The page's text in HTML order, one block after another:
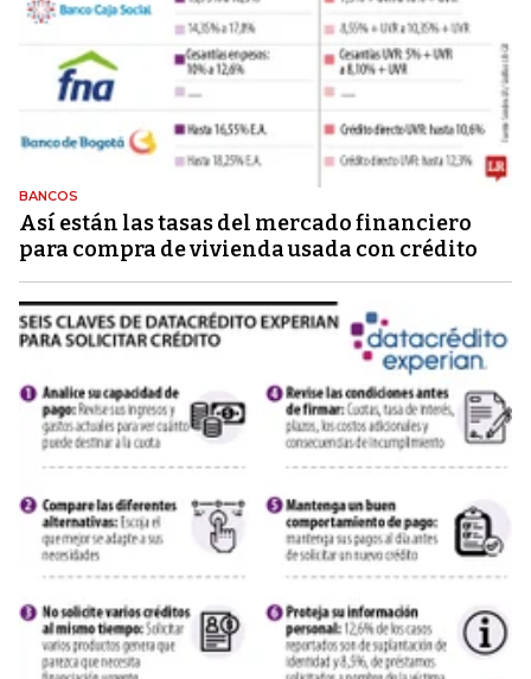
BANCOS
Así están las tasas del mercado financiero
para compra de vivienda usada con crédito